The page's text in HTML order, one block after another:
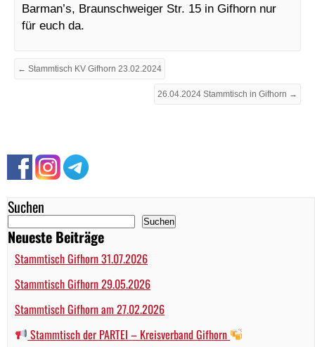
Suchen
Suchen
Neueste Beiträge
Stammtisch Gifhorn 31.07.2026
Stammtisch Gifhorn 29.05.2026
Stammtisch Gifhorn am 27.02.2026
Stammtisch der PARTEI – Kreisverband Gifhorn
Barman’s, Braunschweiger Str. 15 in Gifhorn nur
für euch da.
← Stammtisch KV Gifhorn 23.02.2024
26.04.2024 Stammtisch in Gifhorn →